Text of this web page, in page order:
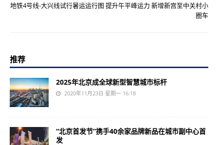
地铁4号线-大兴线试行暑运运行图 提升午平峰运力 新增新宫至中关村小
圈车
推荐
2025年北京成全球新型智慧城市标杆
2020年11月23日 星期一 16:18
“北京首发节”携手40余家品牌新品在城市副中心首
发